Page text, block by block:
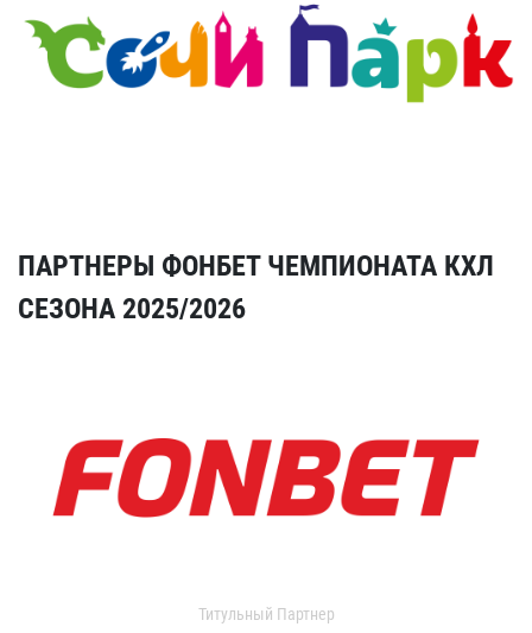
ПАРТНЕРЫ ФОНБЕТ ЧЕМПИОНАТА КХЛ
СЕЗОНА 2025/2026
Титульный Партнер